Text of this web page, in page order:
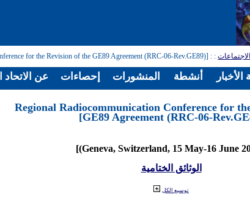
:
: [Regional Radiocommunication Conference for the Revision of the GE89 Agreement (RRC-06-Rev.GE89)]
[Regional Radiocommunication Conference for
GE89 Agreement (RRC-06-
الوثائق الختامية
توسيع الكل
عن الاتحاد إحصاءات المنشورات أنشطة